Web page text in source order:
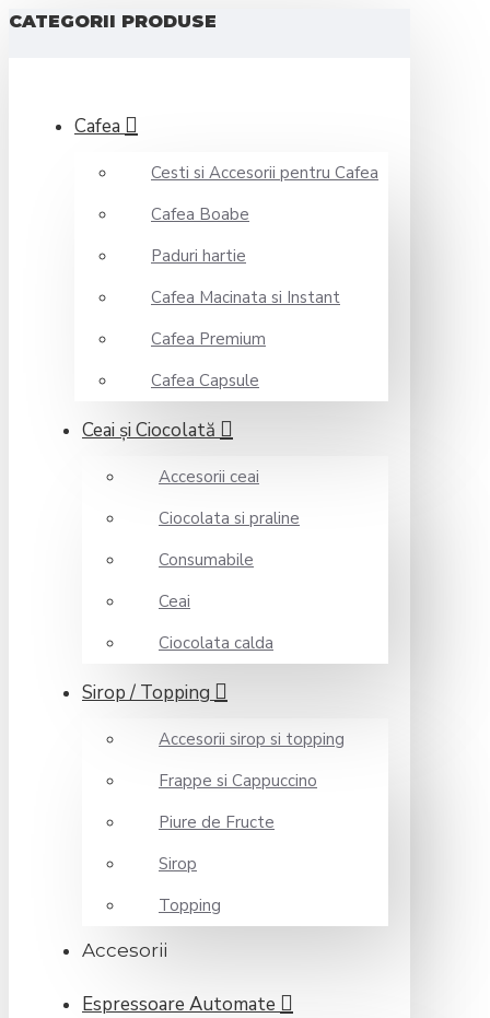
CATEGORII PRODUSE
Cafea
Cesti si Accesorii pentru Cafea
Cafea Boabe
Paduri hartie
Cafea Macinata si Instant
Cafea Premium
Cafea Capsule
Ceai şi Ciocolată
Accesorii ceai
Ciocolata si praline
Consumabile
Ceai
Ciocolata calda
Sirop / Topping
Accesorii sirop si topping
Frappe si Cappuccino
Piure de Fructe
Sirop
Topping
Accesorii
Espressoare Automate